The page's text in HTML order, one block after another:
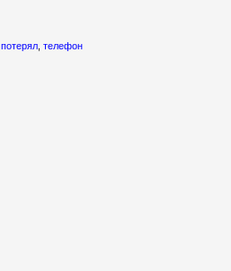
потерял телефон